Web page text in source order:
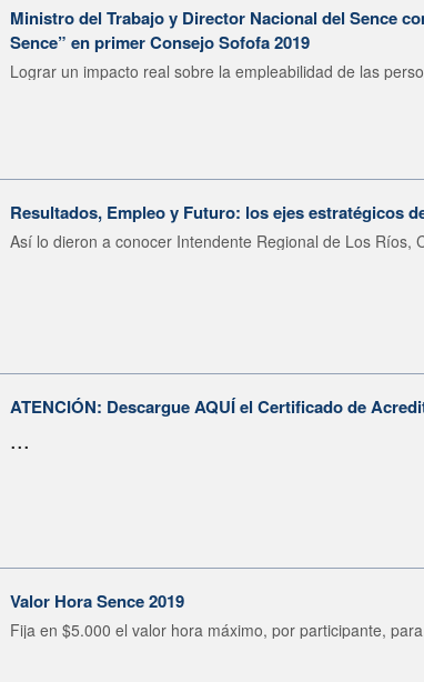
Ministro del Trabajo y Director Nacional del Sence
Sence” en primer Consejo Sofofa 2019
Lograr un impacto real sobre la empleabilidad de las
Resultados, Empleo y Futuro: los ejes estratégicos
Así lo dieron a conocer Intendente Regional de Los Ríos,
ATENCIÓN: Descargue AQUÍ el Certificado de
...
Valor Hora Sence 2019
Fija en $5.000 el valor hora máximo, por participante,